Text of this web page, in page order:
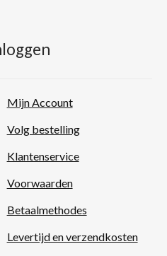
Mijn Account
Volg bestelling
Klantenservice
Voorwaarden
Betaalmethodes
Levertijd en verzendkosten